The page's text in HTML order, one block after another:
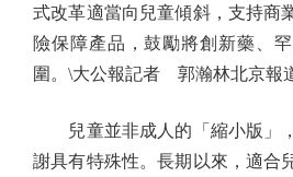
式改革適當向兒童傾斜，支持商
險保障產品，鼓勵將創新藥、
圍。\大公報記者 郭瀚林北京報
兒童並非成人的「縮小版」
謝具有特殊性。長期以來，適合